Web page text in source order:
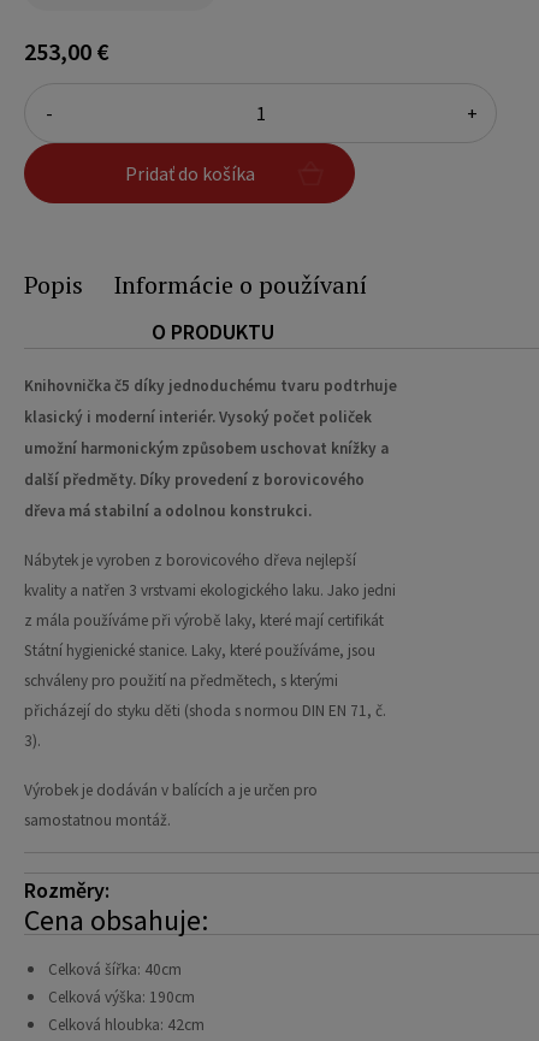
253,00 €
- +
Pridať do košíka
Popis Informácie o používaní
O PRODUKTU
Knihovnička č5 díky jednoduchému tvaru podtrhuje
klasický i moderní interiér. Vysoký počet poliček
umožní harmonickým způsobem uschovat knížky a
další předměty. Díky provedení z borovicového
dřeva má stabilní a odolnou konstrukci.
Nábytek je vyroben z borovicového dřeva nejlepší
kvality a natřen 3 vrstvami ekologického laku. Jako jedni
z mála používáme při výrobě laky, které mají certifikát
Státní hygienické stanice. Laky, které používáme, jsou
schváleny pro použití na předmětech, s kterými
přicházejí do styku děti (shoda s normou DIN EN 71, č.
3).
Výrobek je dodáván v balících a je určen pro
samostatnou montáž.
Rozměry:
Cena obsahuje:
Celková šířka: 40cm
Celková výška: 190cm
Celková hloubka: 42cm